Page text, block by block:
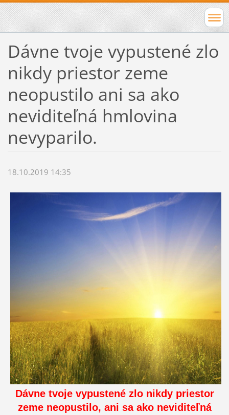
Dávne tvoje vypustené zlo
nikdy priestor zeme
neopustilo ani sa ako
neviditeľná hmlovina
nevyparilo.
18.10.2019 14:35
Dávne tvoje vypustené zlo nikdy priestor
zeme neopustilo, ani sa ako neviditeľná